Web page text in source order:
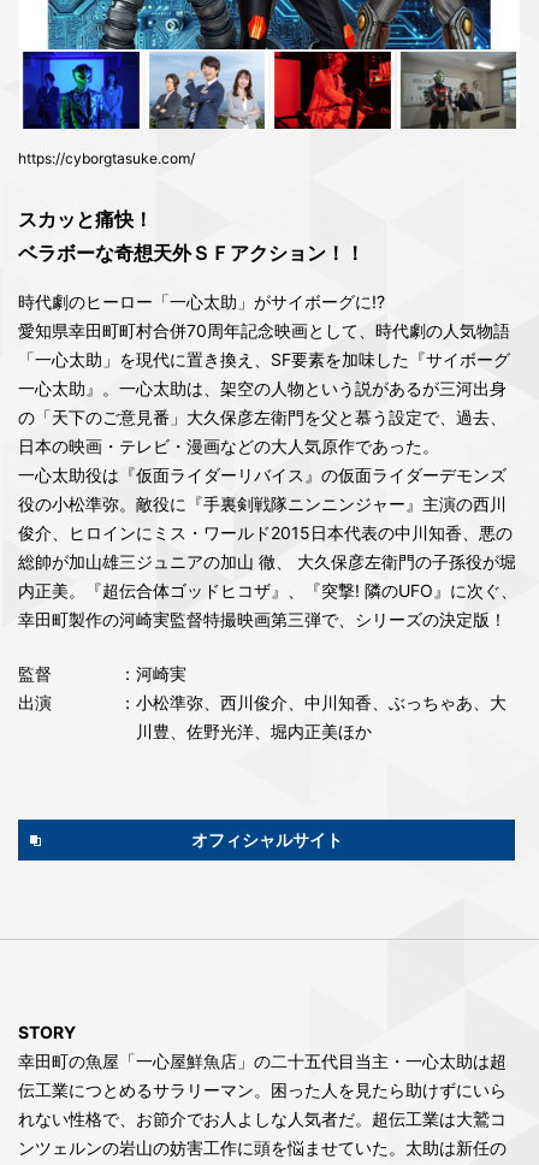
https://cyborgtasuke.com/
スカッと痛快！
ベラボーな奇想天外ＳＦアクション！！
時代劇のヒーロー「一心太助」がサイボーグに!?
愛知県幸田町町村合併70周年記念映画として、時代劇の人気物語
「一心太助」を現代に置き換え、SF要素を加味した『サイボーグ
一心太助』。一心太助は、架空の人物という説があるが三河出身
の「天下のご意見番」大久保彦左衛門を父と慕う設定で、過去、
日本の映画・テレビ・漫画などの大人気原作であった。
一心太助役は『仮面ライダーリバイス』の仮面ライダーデモンズ
役の小松準弥。敵役に『手裏剣戦隊ニンニンジャー』主演の西川
俊介、ヒロインにミス・ワールド2015日本代表の中川知香、悪の
総帥が加山雄三ジュニアの加山 徹、 大久保彦左衛門の子孫役が堀
内正美。『超伝合体ゴッドヒコザ』、『突撃! 隣のUFO』に次ぐ、
幸田町製作の河崎実監督特撮映画第三弾で、シリーズの決定版！
監督
：河崎実
出演
：小松準弥、西川俊介、中川知香、ぶっちゃあ、大
川豊、佐野光洋、堀内正美ほか
オフィシャルサイト
STORY
幸田町の魚屋「一心屋鮮魚店」の二十五代目当主・一心太助は超
伝工業につとめるサラリーマン。困った人を見たら助けずにいら
れない性格で、お節介でお人よしな人気者だ。超伝工業は大鷲コ
ンツェルンの岩山の妨害工作に頭を悩ませていた。太助は新任の